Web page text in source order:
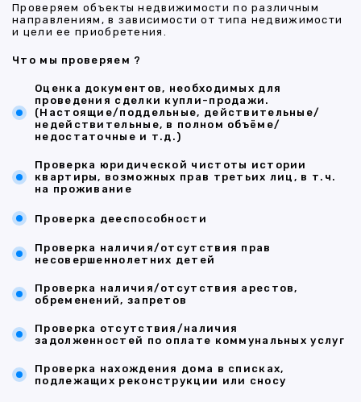
Проверяем объекты недвижимости по различным
направлениям, в зависимости от типа недвижимости
и цели ее приобретения.
Что мы проверяем ?
Оценка документов, необходимых для
проведения сделки купли-продажи.
(Настоящие/поддельные, действительные/
недействительные, в полном объёме/
недостаточные и т.д.)
Проверка юридической чистоты истории
квартиры, возможных прав третьих лиц, в т.ч.
на проживание
Проверка дееспособности
Проверка наличия/отсутствия прав
несовершеннолетних детей
Проверка наличия/отсутствия арестов,
обременений, запретов
Проверка отсутствия/наличия
задолженностей по оплате коммунальных услуг
Проверка нахождения дома в списках,
подлежащих реконструкции или сносу